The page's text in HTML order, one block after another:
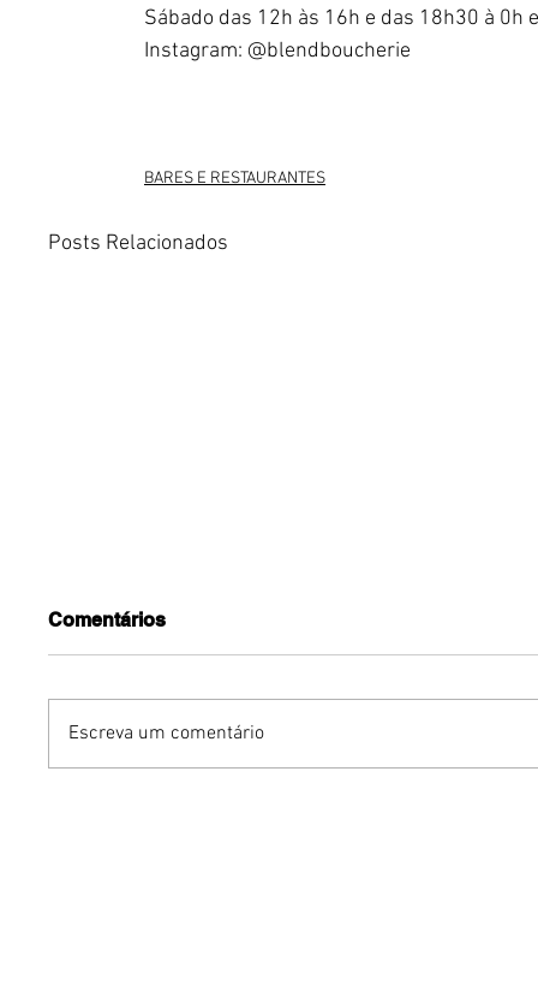
Sábado das 12h às 16h e das 18h30 à 0h
Instagram: @blendboucherie
BARES E RESTAURANTES
Posts Relacionados
Comentários
Escreva um comentário